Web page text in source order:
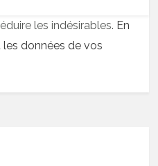
les indésirables. En
données de vos